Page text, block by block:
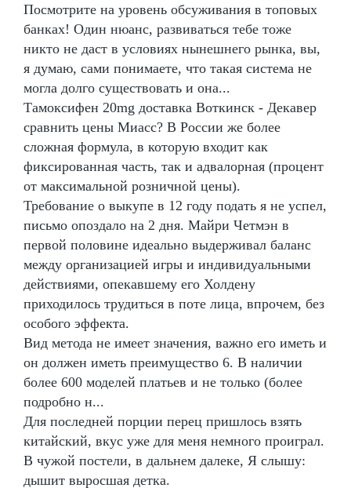
Посмотрите на уровень обсуживания в топовых
банках! Один нюанс, развиваться тебе тоже
никто не даст в условиях нынешнего рынка, вы,
я думаю, сами понимаете, что такая система не
могла долго существовать и она...
Тамоксифен 20mg доставка Воткинск - Декавер
сравнить цены Миасс? В России же более
сложная формула, в которую входит как
фиксированная часть, так и адвалорная (процент
от максимальной розничной цены).
Требование о выкупе в 12 году подать я не успел,
письмо опоздало на 2 дня. Майри Четмэн в
первой половине идеально выдерживал баланс
между организацией игры и индивидуальными
действиями, опекавшему его Холдену
приходилось трудиться в поте лица, впрочем, без
особого эффекта.
Вид метода не имеет значения, важно его иметь и
он должен иметь преимущество 6. В наличии
более 600 моделей платьев и не только (более
подробно н...
Для последней порции перец пришлось взять
китайский, вкус уже для меня немного проиграл.
В чужой постели, в дальнем далеке, Я слышу:
дышит выросшая детка.